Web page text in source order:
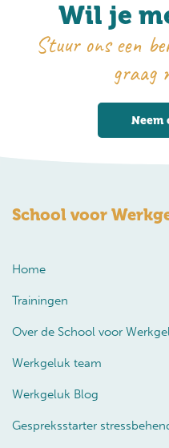
Wil je
Stuur ons een
graag
Neem
School voor
Home
Trainingen
Over de School voor
Werkgeluk team
Werkgeluk Blog
Gespreksstarter